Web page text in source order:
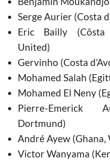
Serge Aurier (Costa
Eric Bailly (Côsta
United)
Gervinho (Costa
Mohamed Salah
Mohamed El Neny
Pierre-Emerick
Dortmund)
André Ayew (Ghana,
Victor Wanyama